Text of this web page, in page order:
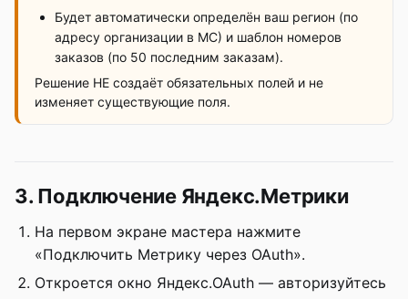
Будет автоматически определён ваш регион (по
адресу организации в МС) и шаблон номеров
заказов (по 50 последним заказам).
Решение НЕ создаёт обязательных полей и не
изменяет существующие поля.
3. Подключение Яндекс.Метрики
На первом экране мастера нажмите
«Подключить Метрику через OAuth».
Откроется окно Яндекс.OAuth — авторизуйтесь